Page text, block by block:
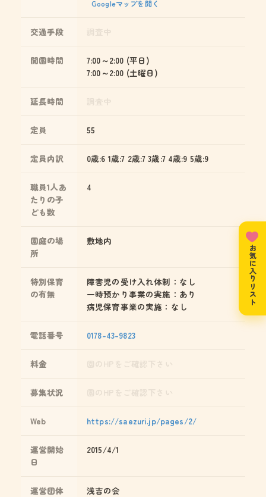
Googleマップを開く
交通手段
開園時間
7:00～2:00 (平日)
7:00～2:00 (土曜日)
延長時間
定員 55
定員内訳 0歳:6 1歳:7 2歳:7 3歳:7 4歳:9 5歳:9
職員1人あ
たりの子
ども数
4
園庭の場
所
敷地内
特別保育
の有無
障害児の受け入れ体制：なし
一時預かり事業の実施：あり
病児保育事業の実施：なし
電話番号 0178-43-9823
料金
募集状況
Web https://saezuri.jp/pages/2/
運営開始
日
2015/4/1
運営団体 浅吉の会
お気に入りリスト